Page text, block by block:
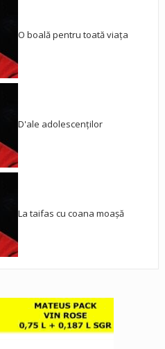
O boală pentru toată viața
D'ale adolescenților
La taifas cu coana moașă